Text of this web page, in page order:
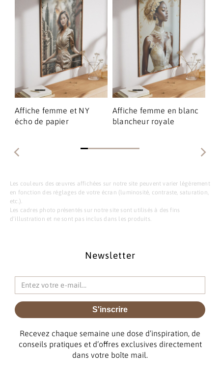
Affiche femme et NY
écho de papier
Affiche femme en blanc
blancheur royale
Les couleurs des œuvres affichées sur notre site peuvent varier légèrement
en fonction des réglages de votre écran (luminosité, contraste, saturation,
etc.).
Les cadres photo présentés sur notre site sont utilisés à des fins
d’illustration et ne sont pas inclus dans les produits.
Newsletter
S'inscrire
Recevez chaque semaine une dose d’inspiration, de
conseils pratiques et d’offres exclusives directement
dans votre boîte mail.